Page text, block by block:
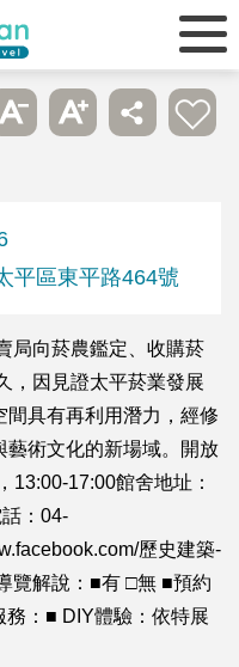
平區東平路464號
局向菸農鑑定、收購菸
，因見證太平菸業發展
間具有再利用潛力，經修
藝術文化的新場域。開放
13:00-17:00館舍地址：
：04-
歷史建築-
覽解說：■有 □無 ■預約
：■ DIY體驗：依特展